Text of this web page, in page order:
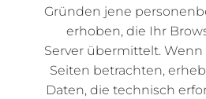
Gründen jene
erhoben, die Ihr
Server übermittelt. Wenn
Seiten betrachten,
Daten, die technisch